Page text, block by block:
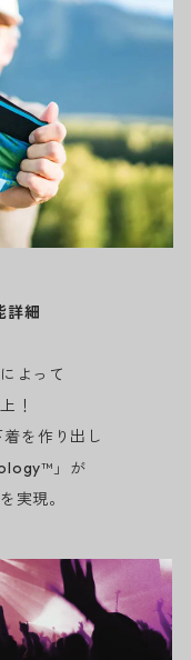
詳細
よって
！
を作り出し
」が
実現。